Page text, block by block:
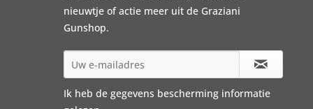
nieuwtje of actie meer uit de Graziani
Gunshop.
Ik heb de gegevens bescherming informatie